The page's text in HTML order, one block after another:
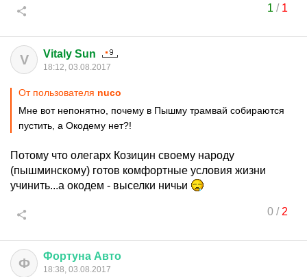
1 / 1
V Vitaly Sun
18:12, 03.08.2017
От пользователя nuco
Мне вот непонятно, почему в Пышму трамвай собираются
пустить, а Окодему нет?!
Потому что олегарх Козицин своему народу
(пышминскому) готов комфортные условия жизни
учинить...а окодем - выселки ничьи
0/ 2
Ф Фортуна Авто
18:38, 03.08.2017